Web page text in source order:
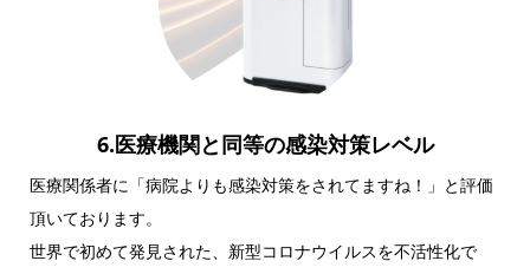
6.医療機関と同等の感染対策レベル
医療関係者に「病院よりも感染対策をされてますね！」と評価
頂いております。
世界で初めて発見された、新型コロナウイルスを不活性化で